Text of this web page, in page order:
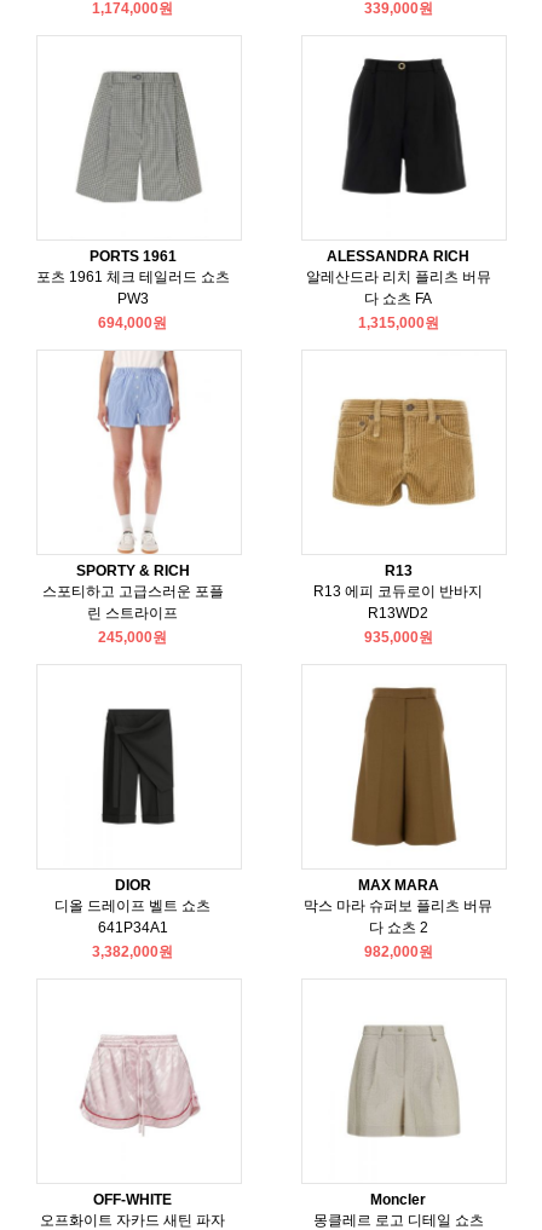
1,174,000원
339,000원
PORTS 1961
포츠 1961 체크 테일러드 쇼츠
PW3
694,000원
ALESSANDRA RICH
알레산드라 리치 플리츠 버뮤
다 쇼츠 FA
1,315,000원
SPORTY & RICH
스포티하고 고급스러운 포플
린 스트라이프
245,000원
R13
R13 에피 코듀로이 반바지
R13WD2
935,000원
DIOR
디올 드레이프 벨트 쇼츠
641P34A1
3,382,000원
MAX MARA
막스 마라 슈퍼보 플리츠 버뮤
다 쇼츠 2
982,000원
OFF-WHITE
오프화이트 자카드 새틴 파자
Moncler
몽클레르 로고 디테일 쇼츠